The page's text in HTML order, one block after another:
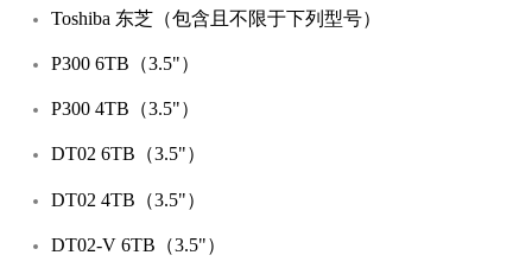
Toshiba 东芝（包含且不限于下列型号）
P300 6TB（3.5"）
P300 4TB（3.5"）
DT02 6TB（3.5"）
DT02 4TB（3.5"）
DT02-V 6TB（3.5"）